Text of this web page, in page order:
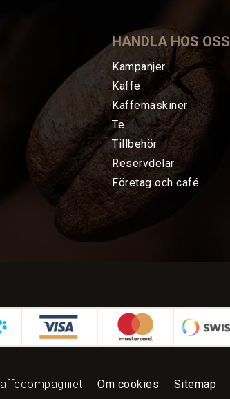
HANDLA HOS OSS
Kampanjer
Kaffe
Kaffemaskiner
Te
Tillbehör
Reservdelar
Företag och café
| Om cookies | Sitemap